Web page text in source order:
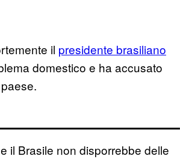
il presidente brasiliano
domestico e ha accusato
il Brasile non disporrebbe delle